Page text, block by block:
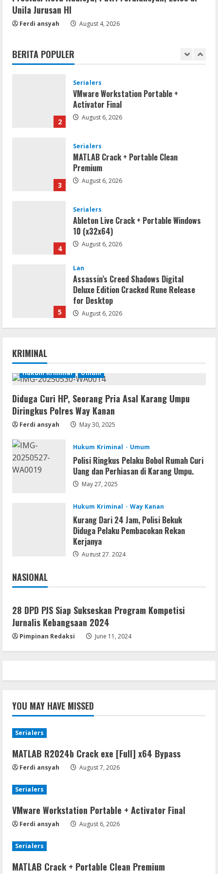
Unila Jurusan HI
Ferdi ansyah August 4, 2026
BERITA POPULER
1
Serialers
MATLAB R2024b Crack exe [Full] x64
2
Serialers
VMware Workstation Portable +
Activator Final
August 6, 2026
3
Serialers
MATLAB Crack + Portable Clean
Premium
August 6, 2026
4
Serialers
Ableton Live Crack + Portable Windows
10 (x32x64)
August 6, 2026
5
Lan
Assassin’s Creed Shadows Digital
Deluxe Edition Cracked Rune Release
for Desktop
August 6, 2026
1
Serialers
VMware Workstation Portable +
Activator Final
Serialers
MATLAB Crack + Portable Clean
Premium
Serialers
Ableton Live Crack + Portable Windows
10 (x32x64)
5
Lan
Deluxe Edition Cracked Rune Release
for Desktop
KRIMINAL
Hukum Kriminal Umum
Diduga Curi HP, Seorang Pria Asal Karang Umpu
Diringkus Polres Way Kanan
Ferdi ansyah May 30, 2025
Hukum Kriminal Umum
Polisi Ringkus Pelaku Bobol Rumah Curi
Uang dan Perhiasan di Karang Umpu.
May 27, 2025
Hukum Kriminal Way Kanan
Kurang Dari 24 Jam, Polisi Bekuk
Diduga Pelaku Pembacokan Rekan
Kerjanya
August 27, 2024
NASIONAL
Jakarta
28 DPD PJS Siap Sukseskan Program Kompetisi
Jurnalis Kebangsaan 2024
Pimpinan Redaksi June 11, 2024
YOU MAY HAVE MISSED
Serialers
MATLAB R2024b Crack exe [Full] x64 Bypass
Ferdi ansyah August 7, 2026
Serialers
VMware Workstation Portable + Activator Final
Ferdi ansyah August 6, 2026
Serialers
MATLAB Crack + Portable Clean Premium